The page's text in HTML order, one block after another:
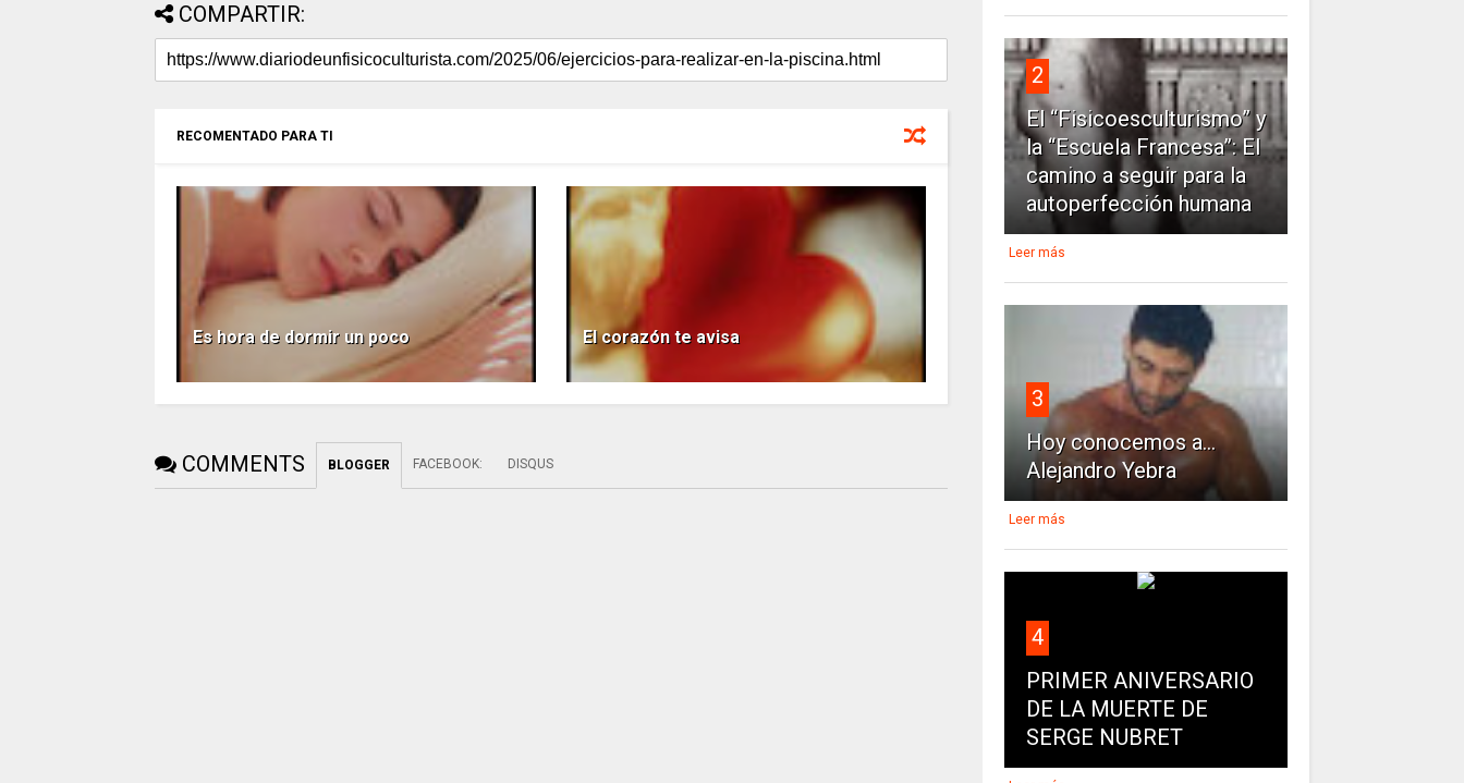
COMPARTIR:
RECOMENTADO PARA TI
Es hora de dormir un poco El corazón te avisa
COMMENTS BLOGGER FACEBOOK: DISQUS
2
El “Fisicoesculturismo” y
la “Escuela Francesa”: El
camino a seguir para la
autoperfección humana
Leer más
3
Hoy conocemos a...
Alejandro Yebra
Leer más
4
PRIMER ANIVERSARIO
DE LA MUERTE DE
SERGE NUBRET